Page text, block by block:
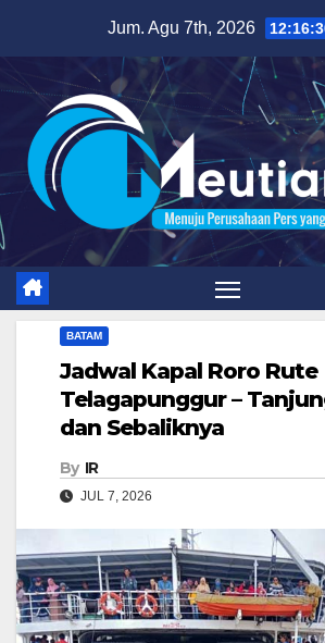
content
Jum. Agu 7th, 2026
BATAM
Jadwal Kapal Roro Rute
Telagapunggur –
dan Sebaliknya
By IR
JUL 7, 2026